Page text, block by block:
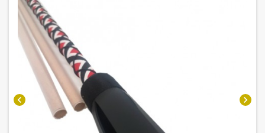
chevron_left chevron_right